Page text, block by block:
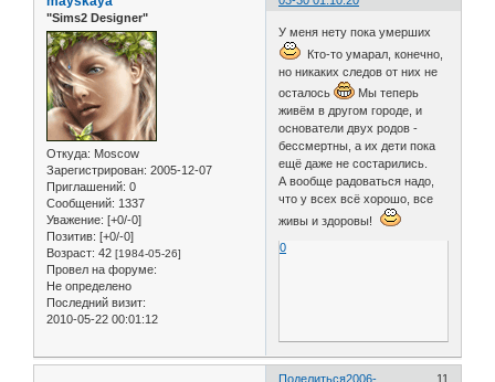
"Sims2 Designer"
Откуда: Moscow
Зарегистрирован: 2005-12-07
Приглашений: 0
Сообщений: 1337
Уважение: [+0/-0]
Позитив: [+0/-0]
Возраст: 42 [1984-05-26]
Провел на форуме:
Не определено
Последний визит:
2010-05-22 00:01:12
У меня нету пока умерших
Кто-то умарал, конечно,
но никаких следов от них не
осталось
Мы теперь
живём в другом городе, и
основатели двух родов -
бессмертны, а их дети пока
ещё даже не состарились.
А вообще радоваться надо,
что у всех всё хорошо, все
живы и здоровы!
0
Поделиться 11
2006-